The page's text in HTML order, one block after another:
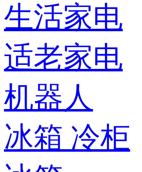
生活家电
适老家电
机器人
冰箱 冷柜